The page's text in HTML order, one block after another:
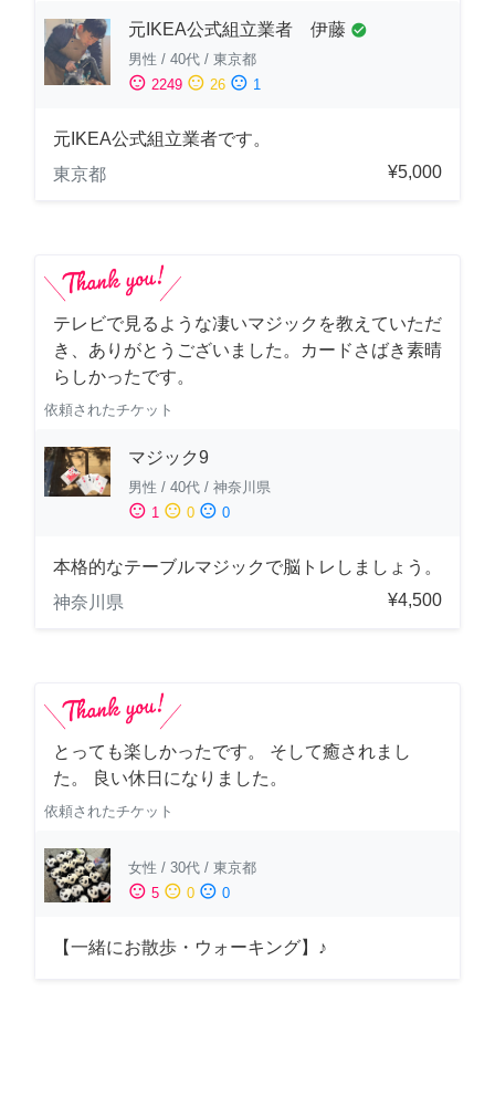
元IKEA公式組立業者 伊藤 check_circle
男性 / 40代 / 東京都
sentiment_satisfied 2249 sentiment_neutral 26 sentiment_dissatisfied 1
元IKEA公式組立業者です。
東京都
¥5,000
テレビで見るような凄いマジックを教えていただ
き、ありがとうございました。カードさばき素晴
らしかったです。
依頼されたチケット
マジック9
男性 / 40代 / 神奈川県
sentiment_satisfied 1 sentiment_neutral 0 sentiment_dissatisfied 0
本格的なテーブルマジックで脳トレしましょう。
神奈川県
¥4,500
とっても楽しかったです。 そして癒されまし
た。 良い休日になりました。
依頼されたチケット
女性 / 30代 / 東京都
sentiment_satisfied 5 sentiment_neutral 0 sentiment_dissatisfied 0
【一緒にお散歩・ウォーキング】♪